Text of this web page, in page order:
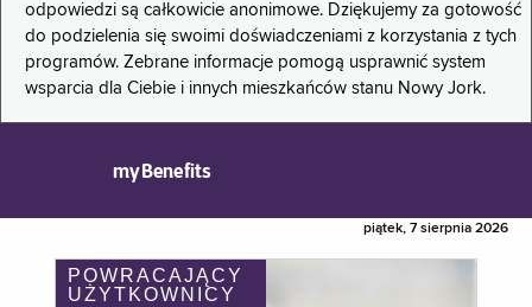
odpowiedzi są całkowicie anonimowe. Dziękujemy za gotowość
do podzielenia się swoimi doświadczeniami z korzystania z tych
programów. Zebrane informacje pomogą usprawnić system
wsparcia dla Ciebie i innych mieszkańców stanu Nowy Jork.
myBenefits
piątek, 7 sierpnia 2026
POWRACAJĄCY
UŻYTKOWNICY